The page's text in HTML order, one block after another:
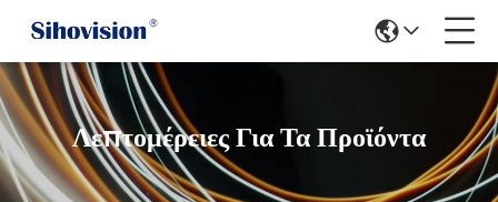
Λεπτομέρειες Για Τα Προϊόντα